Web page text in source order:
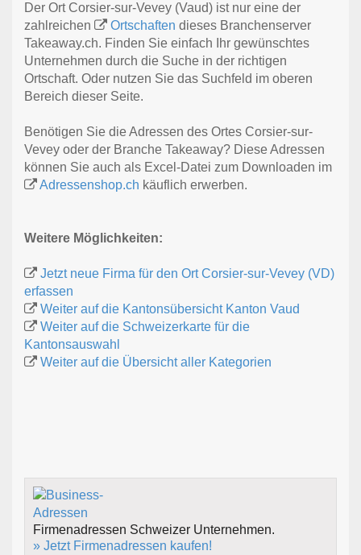
Der Ort Corsier-sur-Vevey (Vaud) ist nur eine der
zahlreichen
Ortschaften dieses Branchenserver
Takeaway.ch. Finden Sie einfach Ihr gewünschtes
Unternehmen durch die Suche in der richtigen
Ortschaft. Oder nutzen Sie das Suchfeld im oberen
Bereich dieser Seite.
Benötigen Sie die Adressen des Ortes Corsier-sur-
Vevey oder der Branche Takeaway? Diese Adressen
können Sie auch als Excel-Datei zum Downloaden im
Adressenshop.ch käuflich erwerben.
Weitere Möglichkeiten:
Jetzt neue Firma für den Ort Corsier-sur-Vevey (VD)
erfassen
Weiter auf die Kantonsübersicht Kanton Vaud
Weiter auf die Schweizerkarte für die
Kantonsauswahl
Weiter auf die Übersicht aller Kategorien
Firmenadressen Schweizer Unternehmen.
» Jetzt Firmenadressen kaufen!